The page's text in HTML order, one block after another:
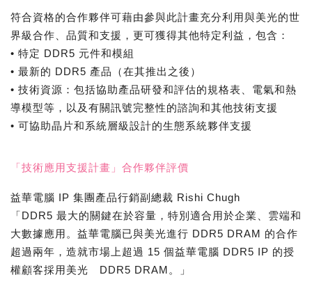
符合資格的合作夥伴可藉由參與此計畫充分利用與美光的世
界級合作、品質和支援，更可獲得其他特定利益，包含：
• 特定 DDR5 元件和模組
• 最新的 DDR5 產品（在其推出之後）
• 技術資源：包括協助產品研發和評估的規格表、電氣和熱
導模型等，以及有關訊號完整性的諮詢和其他技術支援
• 可協助晶片和系統層級設計的生態系統夥伴支援
「技術應用支援計畫」合作夥伴評價
益華電腦 IP 集團產品行銷副總裁 Rishi Chugh
「DDR5 最大的關鍵在於容量，特別適合用於企業、雲端和
大數據應用。益華電腦已與美光進行 DDR5 DRAM 的合作
超過兩年，造就市場上超過 15 個益華電腦 DDR5 IP 的授
權顧客採用美光 DDR5 DRAM。」